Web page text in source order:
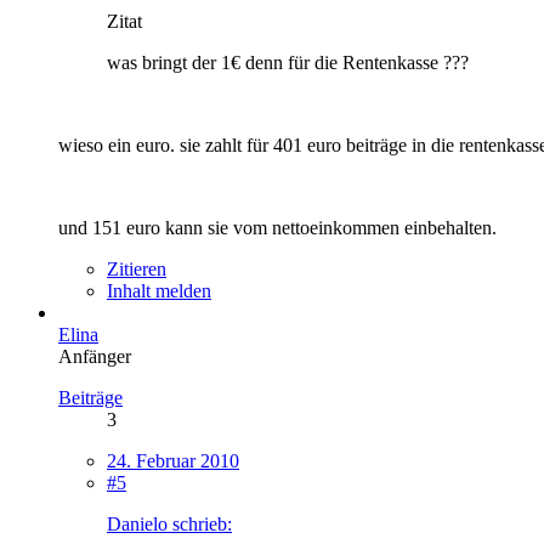
Zitat
was bringt der 1€ denn für die Rentenkasse ???
wieso ein euro. sie zahlt für 401 euro beiträge in die
und 151 euro kann sie vom nettoeinkommen einbehalten.
Zitieren
Inhalt melden
Elina
Anfänger
Beiträge
3
24. Februar 2010
#5
Danielo schrieb: